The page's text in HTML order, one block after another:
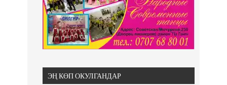
ЭҢ КӨП ОКУЛГАНДАР